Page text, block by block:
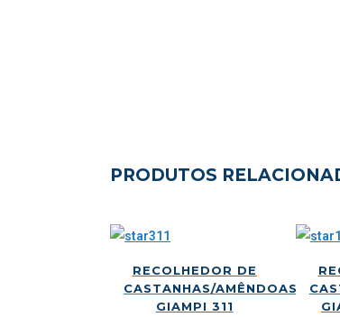
PRODUTOS
RECOLHEDOR DE
CASTANHAS/AMÊNDOAS/
GIAMPI 311